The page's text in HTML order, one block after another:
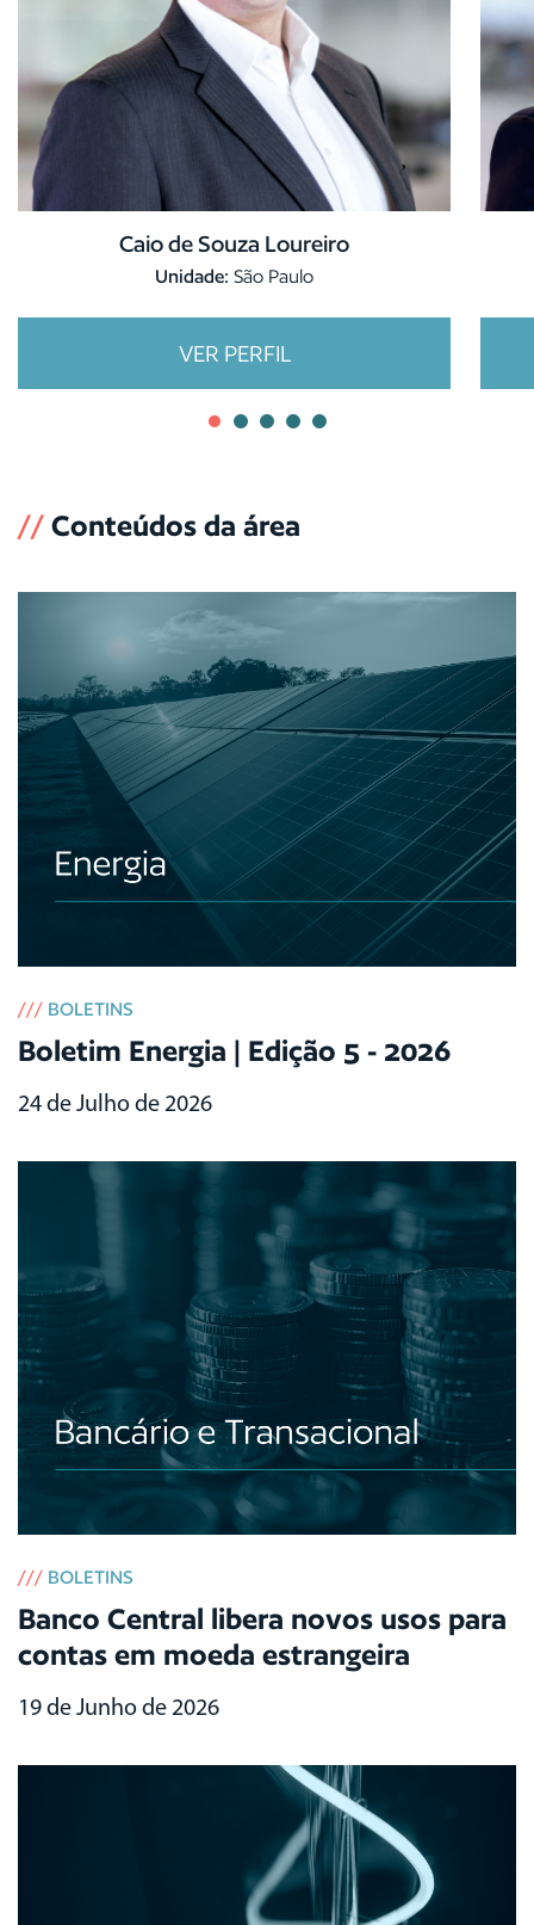
Caio de Souza Loureiro
Unidade: São Paulo
VER PERFIL
// Conteúdos da área
/// BOLETINS
Boletim Energia | Edição 5 - 2026
24 de Julho de 2026
/// BOLETINS
Banco Central libera novos usos para
contas em moeda estrangeira
19 de Junho de 2026